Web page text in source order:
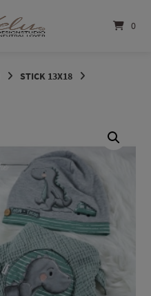
0
STICK 13X18